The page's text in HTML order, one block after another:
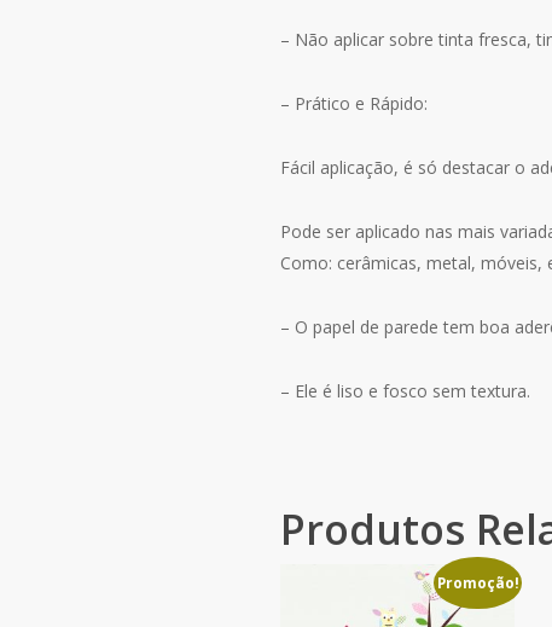
– Não aplicar sobre tinta fresca,
– Prático e Rápido:
Fácil aplicação, é só destacar o
Pode ser aplicado nas mais
Como: cerâmicas, metal,
– O papel de parede tem boa
– Ele é liso e fosco sem textura.
Produtos
Promoção!